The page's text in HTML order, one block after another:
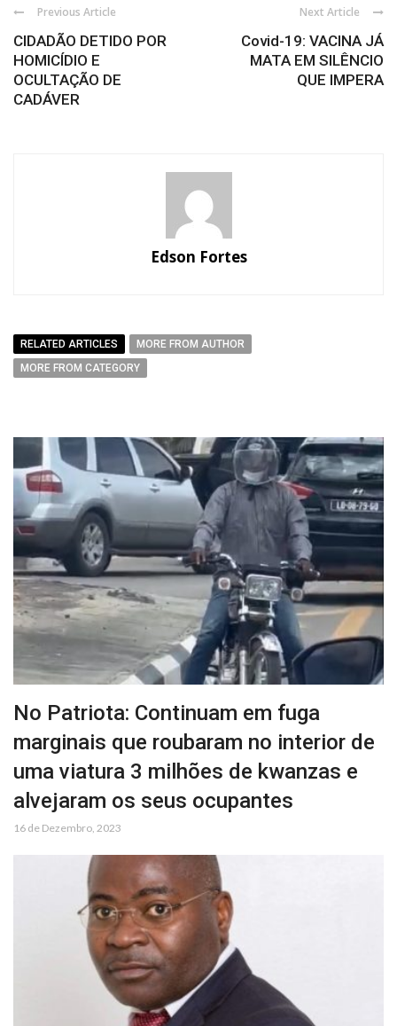
Previous Article
CIDADÃO DETIDO POR
HOMICÍDIO E
OCULTAÇÃO DE
CADÁVER
Next Article
Covid-19: VACINA JÁ
MATA EM SILÊNCIO
QUE IMPERA
Edson Fortes
RELATED ARTICLES
MORE FROM AUTHOR
MORE FROM CATEGORY
No Patriota: Continuam em fuga
marginais que roubaram no interior de
uma viatura 3 milhões de kwanzas e
alvejaram os seus ocupantes
16 de Dezembro, 2023